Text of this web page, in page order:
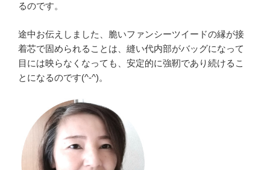
るのです。
途中お伝えしました、脆いファンシーツイードの縁が接
着芯で固められることは、縫い代内部がバッグになって
目には映らなくなっても、安定的に強靭であり続けるこ
とになるのです(^-^)。